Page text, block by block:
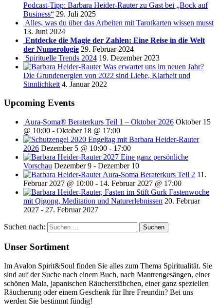
Podcast-Tipp: Barbara Heider-Rauter zu Gast bei „Bock auf
Business“ 29. Juli 2025
Alles, was du über das Arbeiten mit Tarotkarten wissen musst
13. Juni 2024
Entdecke die Magie der Zahlen: Eine Reise in die Welt
der Numerologie 29. Februar 2024
Spirituelle Trends 2024 19. Dezember 2023
Was erwartet uns im neuen Jahr?
Die Grundenergien von 2022 sind Liebe, Klarheit und
Sinnlichkeit 4. Januar 2022
Upcoming Events
Aura-Soma® Beraterkurs Teil 1 – Oktober 2026 Oktober 15
@ 10:00 - Oktober 18 @ 17:00
Engeltag mit Barbara Heider-Rauter
2026 Dezember 5 @ 10:00 - 17:00
2027 Eine ganz persönliche
Vorschau Dezember 9 - Dezember 10
Aura-Soma Beraterkurs Teil 2 11.
Februar 2027 @ 10:00 - 14. Februar 2027 @ 17:00
Fastenwoche
mit Qigong, Meditation und Naturerlebnissen 20. Februar
2027 - 27. Februar 2027
Suchen nach:
Unser Sortiment
Im Avalon Spirit&Soul finden Sie alles zum Thema Spiritualität. Sie
sind auf der Suche nach einem Buch, nach Mantrengesängen, einer
schönen Mala, japanischen Räucherstäbchen, einer ganz speziellen
Räucherung oder einem Geschenk für Ihre Freundin? Bei uns
werden Sie bestimmt fündig!